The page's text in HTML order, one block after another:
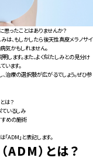
に思ったことはありませんか？
は、もしかしたら後天性真皮メラノサイ
気かもしれません。
します。また、よく似たしみとの見分け
います。
治療の選択肢が広がるでしょう。ぜひ参
は？
いるしみ
すめの施術
ADM」と表記します。
ADM）とは？